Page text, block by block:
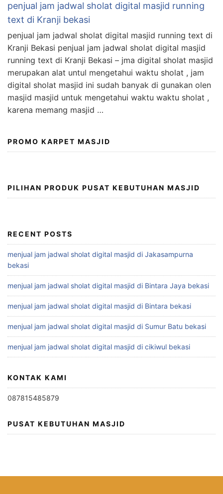
penjual jam jadwal sholat digital masjid running
text di Kranji bekasi
penjual jam jadwal sholat digital masjid running text di
Kranji Bekasi penjual jam jadwal sholat digital masjid
running text di Kranji Bekasi – jma digital sholat masjid
merupakan alat untul mengetahui waktu sholat , jam
digital sholat masjid ini sudah banyak di gunakan olen
masjid masjid untuk mengetahui waktu waktu sholat ,
karena memang masjid …
PROMO KARPET MASJID
PILIHAN PRODUK PUSAT KEBUTUHAN MASJID
RECENT POSTS
menjual jam jadwal sholat digital masjid di Jakasampurna
bekasi
menjual jam jadwal sholat digital masjid di Bintara Jaya bekasi
menjual jam jadwal sholat digital masjid di Bintara bekasi
menjual jam jadwal sholat digital masjid di Sumur Batu bekasi
menjual jam jadwal sholat digital masjid di cikiwul bekasi
KONTAK KAMI
087815485879
PUSAT KEBUTUHAN MASJID